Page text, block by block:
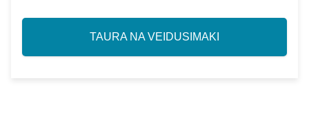
TAURA NA VEIDUSIMAKI